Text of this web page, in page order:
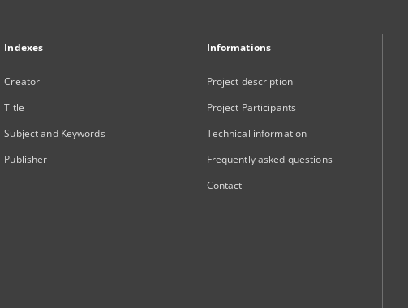
Indexes
Creator
Title
Subject and Keywords
Publisher
Informations
Project description
Project Participants
Technical information
Frequently asked questions
Contact